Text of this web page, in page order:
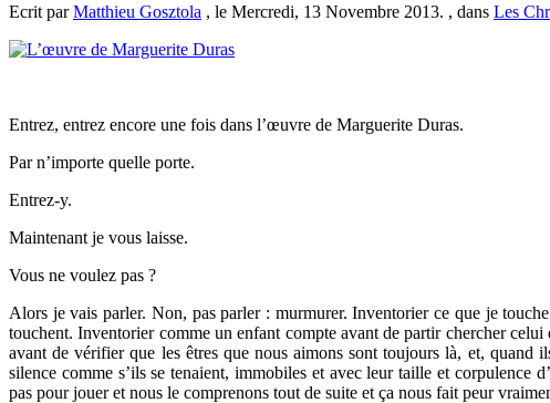
Ecrit parMatthieu Gosztola , le Mercredi, 13 Novembre 2013. , dans Les
Entrez, entrez encore une fois dans l’œuvre de Marguerite Duras.
Par n’importe quelle porte.
Entrez-y.
Maintenant je vous laisse.
Vous ne voulez pas ?
Alors je vais parler. Non, pas parler : murmurer. Inventorier ce que je
touchent. Inventorier comme un enfant compte avant de partir chercher
avant de vérifier que les êtres que nous aimons sont toujours là, et, quand
silence comme s’ils se tenaient, immobiles et avec leur taille et corpulence
pas pour jouer et nous le comprenons tout de suite et ça nous fait peur